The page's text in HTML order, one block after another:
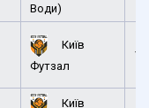
Води)
Київ
Футзал
Київ